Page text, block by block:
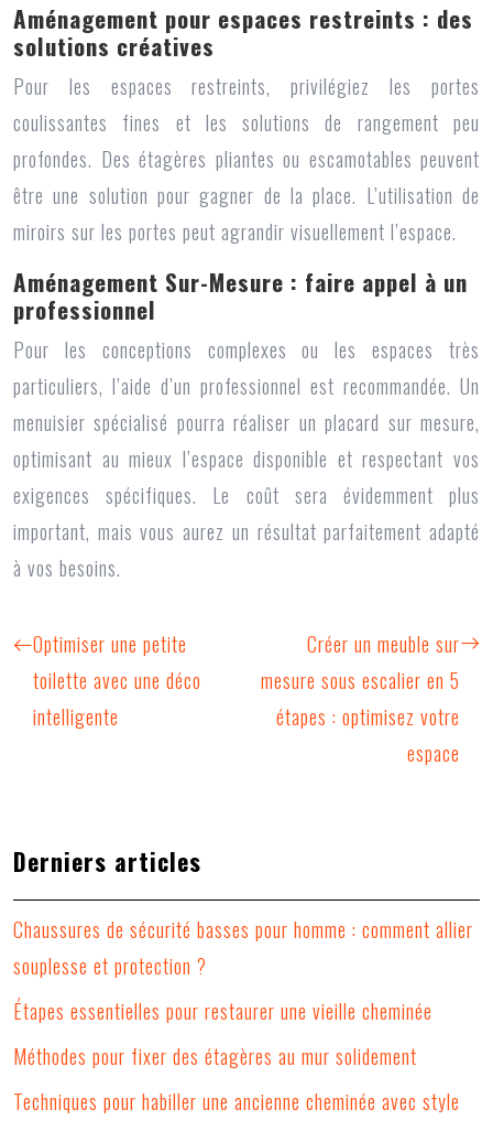
Aménagement pour espaces restreints : des
solutions créatives
Pour les espaces restreints, privilégiez les portes
coulissantes fines et les solutions de rangement peu
profondes. Des étagères pliantes ou escamotables peuvent
être une solution pour gagner de la place. L’utilisation de
miroirs sur les portes peut agrandir visuellement l’espace.
Aménagement Sur-Mesure : faire appel à un
professionnel
Pour les conceptions complexes ou les espaces très
particuliers, l’aide d’un professionnel est recommandée. Un
menuisier spécialisé pourra réaliser un placard sur mesure,
optimisant au mieux l’espace disponible et respectant vos
exigences spécifiques. Le coût sera évidemment plus
important, mais vous aurez un résultat parfaitement adapté
à vos besoins.
Optimiser une petite
toilette avec une déco
intelligente
Créer un meuble sur
mesure sous escalier en 5
étapes : optimisez votre
espace
Derniers articles
Chaussures de sécurité basses pour homme : comment allier
souplesse et protection ?
Étapes essentielles pour restaurer une vieille cheminée
Méthodes pour fixer des étagères au mur solidement
Techniques pour habiller une ancienne cheminée avec style